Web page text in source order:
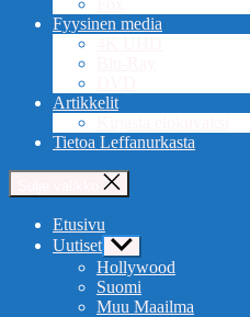
Fyysinen media
Artikkelit
Tietoa Leffanurkasta
Etusivu
Uutiset Näytä
alavalikko
Hollywood
Suomi
Muu Maailma